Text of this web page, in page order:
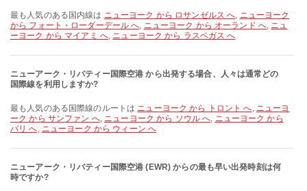
最も人気のある国内線は ニューヨーク から ロサンゼルス へ, ニューヨーク
から フォート・ローダーデール へ, ニューヨーク から オーランド へ, ニュ
ーヨーク から マイアミ へ, ニューヨーク から ラスベガス へ
ニューアーク・リバティー国際空港 から出発する場合、人々は通常どの
国際線を利用しますか?
最も人気のある国際線のルートは ニューヨーク から トロント へ, ニューヨ
ーク から サンファン へ, ニューヨーク から ソウル へ, ニューヨーク から
パリ へ, ニューヨーク から ウィーン へ
ニューアーク・リバティー国際空港 (EWR) からの最も早い出発時刻は何
時ですか?